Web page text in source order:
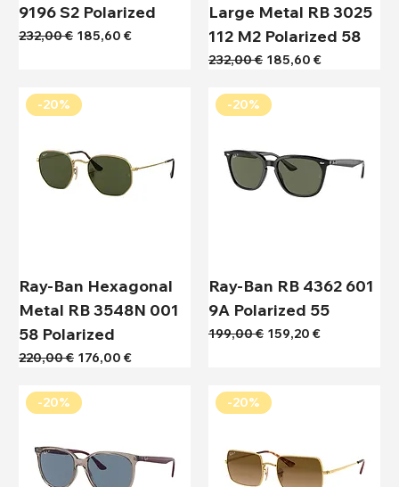
9196 S2 Polarized
Κανονική τιμή
232,00 € Τιμή Έκπτωσης
185,60 €
Large Metal RB 3025
112 M2 Polarized 58
Κανονική τιμή
232,00 € Τιμή Έκπτωσης
185,60 €
-20%
Ray-Ban Hexagonal
Metal RB 3548N 001
58 Polarized
Κανονική τιμή
220,00 € Τιμή Έκπτωσης
176,00 €
-20%
Ray-Ban RB 4362 601
9A Polarized 55
Κανονική τιμή
199,00 € Τιμή Έκπτωσης
159,20 €
-20% -20%